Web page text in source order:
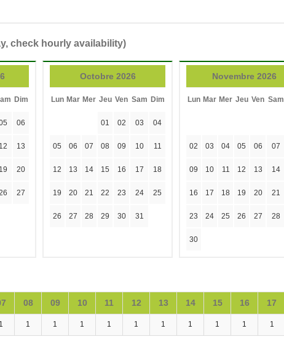
check hourly availability)
Dim
06
12 13
19 20
27
Octobre 2026
Lun Mar Mer Jeu Ven Sam Dim
01 02 03 04
05 06 07 08 09 10 11
12 13 14 15 16 17 18
19 20 21 22 23 24 25
26 27 28 29 30 31
Novembre 2026
Lun Mar Mer Jeu Ven Sam
02 03 04 05 06 07
09 10 11 12 13 14
16 17 18 19 20 21
23 24 25 26 27 28
30
08 09 10 11 12 13 14 15 16 17
1 1 1 1 1 1 1 1 1 1 1